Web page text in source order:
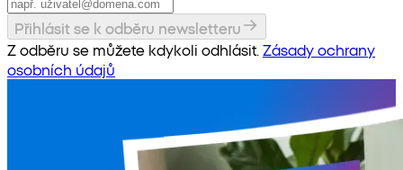
Přihlásit se k odběru newsletteru
Z odběru se můžete kdykoli odhlásit.Zásady ochrany
osobních údajů